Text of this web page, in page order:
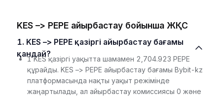
KES –> PEPE айырбастау бойынша ЖҚС
1. KES –> PEPE қазіргі айырбастау бағамы
қандай?
1 KES қазіргі уақытта шамамен 2,704.923 PEPE
құрайды. KES –> PEPE айырбастау бағамы Bybit-kz
платформасында нақты уақыт режімінде
жаңартылады, ал айырбастау комиссиясы 0 және